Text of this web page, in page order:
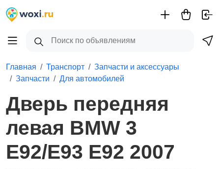
Главная Транспорт
Запчасти и аксессуары
Запчасти
Для автомобилей
Дверь передняя
левая BMW 3
E92/E93 E92 2007